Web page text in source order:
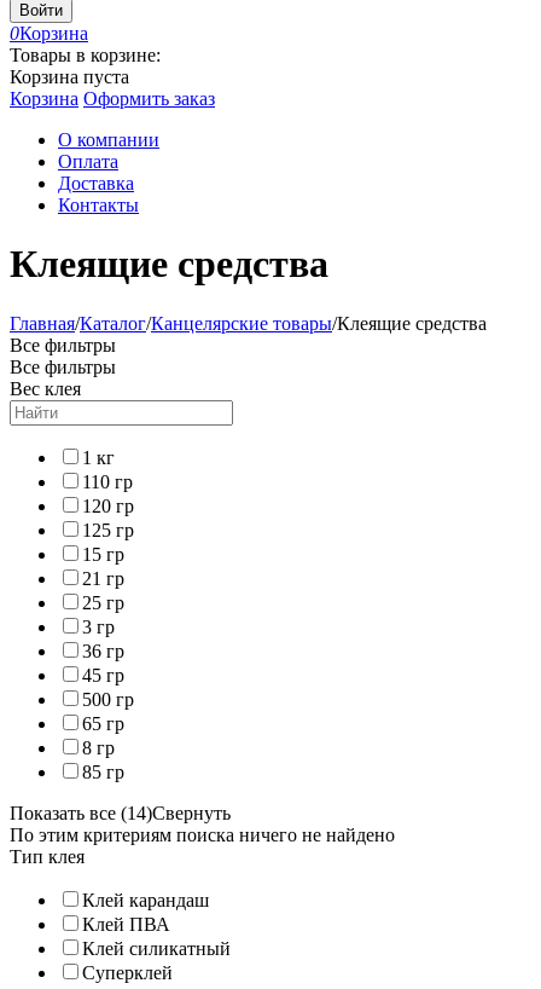
Войти
0Корзина
Товары в корзине:
Корзина пуста
Корзина Оформить заказ
О компании
Оплата
Доставка
Контакты
Клеящие средства
Главная/Каталог/Канцелярские товары/Клеящие средства
Все фильтры
Все фильтры
Вес клея
1 кг
110 гр
120 гр
125 гр
15 гр
21 гр
25 гр
3 гр
36 гр
45 гр
500 гр
65 гр
8 гр
85 гр
Показать все (14)Свернуть
По этим критериям поиска ничего не найдено
Тип клея
Клей карандаш
Клей ПВА
Клей силикатный
Суперклей